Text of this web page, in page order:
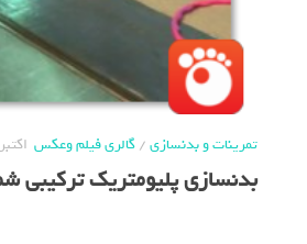
تمرینات و بدنسازی/گالری فیلم وعکس اکتبر 1, 2019
بدنسازی پلیومتریک ترکیبی